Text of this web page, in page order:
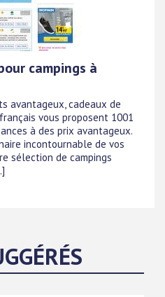
campings à
avantageux, cadeaux de
vous proposent 1001
à des prix avantageux.
incontournable de vos
sélection de campings